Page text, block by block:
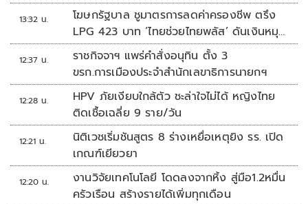
13:32 น.
โฆษกรัฐบาล ชูมาตรการลดค่าครองชีพ ตรึง
LPG 423 บาท ‘ไทยช่วยไทยพลัส’ ดันเงินหมุน
แสนล้าน
12:37 น.
ราชกิจจาฯ แพร่คำสั่งอนุทิน ตั้ง 3
ขรก.การเมืองประจำสำนักเลขาธิการนายกฯ
12:28 น.
HPV ภัยเงียบใกล้ตัว ชะล่าใจไม่ได้ หญิงไทย
ติดเชื้อเฉลี่ย 9 ราย/วัน
12:21 น.
นิติเวชเริ่มชันสูตร 8 ร่างเหยื่อเหตุยิง รร. เปิด
เกณฑ์เยียวยา
12:20 น.
งานวิจัยเทคโนโลยี โดดลงจากหิ้ง สู่มือ1.2หมื่น
ครัวเรือน สร้างรายได้เพิ่มทุกเดือน